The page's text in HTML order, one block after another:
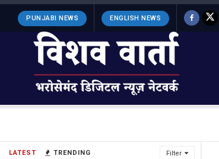
LATEST TRENDING Filter
PUNJABI NEWS ENGLISH NEWS